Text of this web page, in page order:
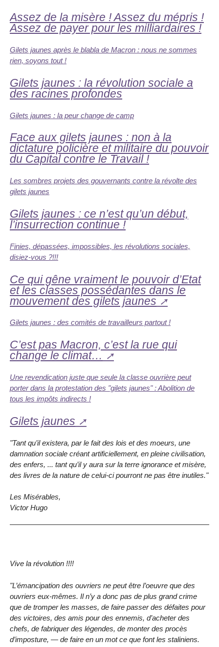
Assez de la misère ! Assez du mépris !
Assez de payer pour les milliardaires !
Gilets jaunes après le blabla de Macron : nous ne sommes
rien, soyons tout !
Gilets jaunes : la révolution sociale a
des racines profondes
Gilets jaunes : la peur change de camp
Face aux gilets jaunes : non à la
dictature policière et militaire du pouvoir
du Capital contre le Travail !
Les sombres projets des gouvernants contre la révolte des
gilets jaunes
Gilets jaunes : ce n’est qu’un début,
l’insurrection continue !
Finies, dépassées, impossibles, les révolutions sociales,
disiez-vous ?!!!
Ce qui gêne vraiment le pouvoir d’Etat
et les classes possédantes dans le
mouvement des gilets jaunes
Gilets jaunes : des comités de travailleurs partout !
C’est pas Macron, c’est la rue qui
change le climat…
Une revendication juste que seule la classe ouvrière peut
porter dans la protestation des "gilets jaunes" : Abolition de
tous les impôts indirects !
Gilets jaunes
"Tant qu’il existera, par le fait des lois et des moeurs, une
damnation sociale créant artificiellement, en pleine civilisation,
des enfers, ... tant qu’il y aura sur la terre ignorance et misère,
des livres de la nature de celui-ci pourront ne pas être inutiles."
Les Misérables,
Victor Hugo
Vive la révolution !!!!
"L’émancipation des ouvriers ne peut être l’oeuvre que des
ouvriers eux-mêmes. Il n’y a donc pas de plus grand crime
que de tromper les masses, de faire passer des défaites pour
des victoires, des amis pour des ennemis, d’acheter des
chefs, de fabriquer des légendes, de monter des procès
d’imposture, — de faire en un mot ce que font les staliniens.